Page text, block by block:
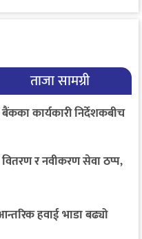
ताजा सामग्री
बैंकका कार्यकारी निर्देशकबीच
र नवीकरण सेवा ठप्प,
हवाई भाडा बढ्यो